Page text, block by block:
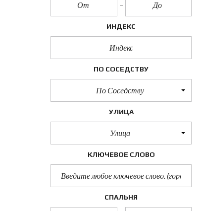
ИНДЕКС
ПО СОСЕДСТВУ
По Соседству
УЛИЦА
Улица
КЛЮЧЕВОЕ СЛОВО
СПАЛЬНЯ